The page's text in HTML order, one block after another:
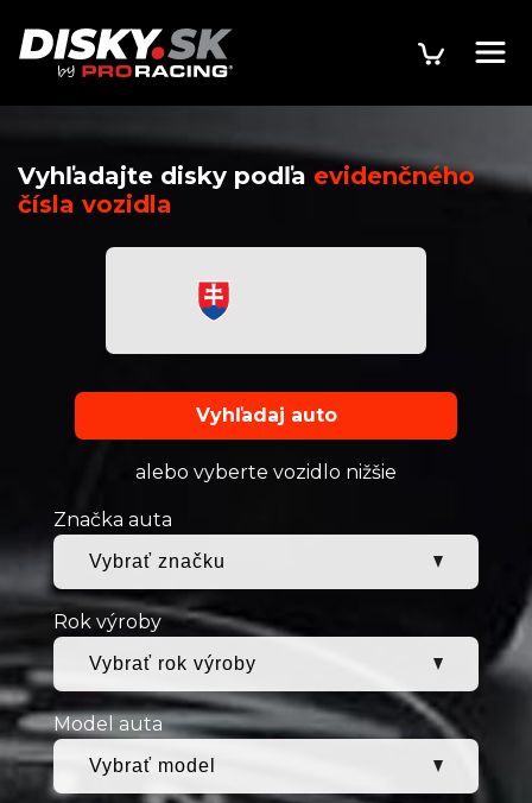
Vyhľadajte disky podľa evidenčného
čísla vozidla
Vyhľadaj auto
alebo vyberte vozidlo nižšie
Značka auta
Rok výroby
Model auta